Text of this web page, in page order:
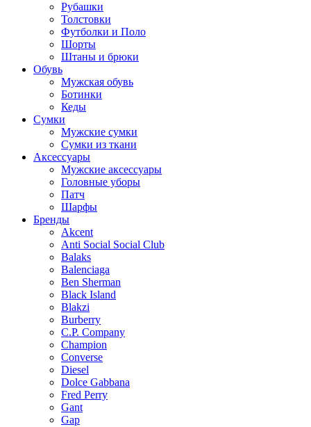
Рубашки
Толстовки
Футболки и Поло
Шорты
Штаны и брюки
Обувь
Мужская обувь
Ботинки
Кеды
Сумки
Мужские сумки
Сумки из ткани
Аксессуары
Мужские аксессуары
Головные уборы
Патч
Шарфы
Бренды
Akcent
Anti Social Social Club
Balaks
Balenciaga
Ben Sherman
Black Island
Blakzi
Burberry
C.P. Company
Champion
Converse
Diesel
Dolce Gabbana
Fred Perry
Gant
Gap